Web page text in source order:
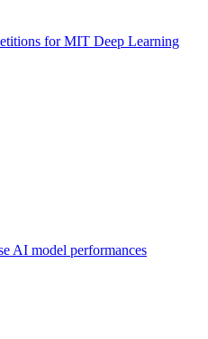
for MIT Deep Learning
AI model performances